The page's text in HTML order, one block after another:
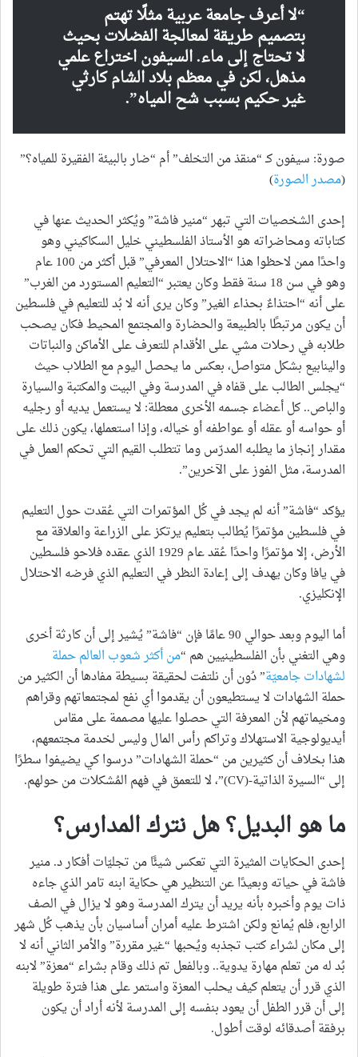
“لا أعرف جامعة عربية مثلًا تهتم
بتصميم طريقة لمعالجة الفضلات بحيث
لا تحتاج إلى ماء. السيفون اختراع علمي
مذهل، لكن في معظم بلاد الشام كارثي
غير حكيم بسبب شح المياه”.
صورة: سيفون كـ “منقذ من التخلف” أم “ضار بالبيئة الفقيرة للمياه؟”
(مصدر الصورة)
إحدى الشخصيات التي تبهر “منير فاشة” ويُكثر الحديث عنها في
كتاباته ومحاضراته هو الأستاذ الفلسطيني خليل السكاكيني وهو
واحدًا ممن لاحظوا هذا “الاحتلال المعرفي” قبل أكثر من 100 عام
وهو في سن 18 سنة فقط وكان يعتبر “التعليم المستورد من الغرب”
على أنه “احتذاءٌ بحذاء الغير” وكان يرى أنه لا بُد للتعليم في فلسطين
أن يكون مرتبطًا بالطبيعة والحضارة والمجتمع المحيط فكان يصحب
طلابه في رحلات مشي على الأقدام للتعرف على الأماكن والنباتات
والينابيع بشكل متواصل، بعكس ما يحصل اليوم مع الطلاب حيث
“يجلس الطالب على قفاه في المدرسة وفي البيت والمكتبة والسيارة
والباص.. كل أعضاء جسمه الأخرى معطلة: لا يستعمل يديه أو رجليه
أو حواسه أو عقله أو عواطفه أو خياله، وإذا استعملها، يكون ذلك على
مقدار إنجاز ما يطلبه المدرّس وما تتطلب القيم التي تحكم العمل في
المدرسة، مثل الفوز على الآخرين”.
يؤكد “فاشة” أنه لم يجد في كُل المؤتمرات التي عُقدت حول التعليم
في فلسطين مؤتمرًا يُطالب بتعليم يرتكز على الزراعة والعلاقة مع
الأرض، إلا مؤتمرًا واحدًا عُقد عام 1929 الذي عقده فلاحو فلسطين
في يافا وكان يهدف إلى إعادة النظر في التعليم الذي فرضه الاحتلال
الإنكليزي.
أما اليوم وبعد حوالي 90 عامًا فإن “فاشة” يُشير إلى أن كارثة أخرى
وهي التغني بأن الفلسطينيين هم “من أكثر شعوب العالم حملة
لشهادات جامعيّة” دُون أن نلتفت لحقيقة بسيطة مفادها أن الكثير من
حملة الشهادات لا يستطيعون أن يقدموا أي نفع لمجتمعاتهم وقراهم
ومخيماتهم لأن المعرفة التي حصلوا عليها مصممة على مقاس
أيديولوجية الاستهلاك وتراكم رأس المال وليس لخدمة مجتمعهم،
هذا بخلاف أن كثيرين من “حملة الشهادات” درسوا كي يضيفوا سطرًا
إلى “السيرة الذاتية-(CV)”، لا للتعمق في فهم المُشكلات من حولهم.
ما هو البديل؟ هل نترك المدارس؟
إحدى الحكايات المثيرة التي تعكس شيئًا من تجليّات أفكار د. منير
فاشة في حياته وبعيدًا عن التنظير هي حكاية ابنه تامر الذي جاءه
ذات يوم وأخبره بأنه يريد أن يترك المدرسة وهو لا يزال في الصف
الرابع، فلم يُمانع ولكن اشترط عليه أمران أساسيان بأن يذهب كُل شهر
إلى مكان لشراء كتب تجذبه ويُحبها “غير مقررة” والأمر الثاني أنه لا
بُد له من تعلم مهارة يدوية.. وبالفعل تم ذلك وقام بشراء “معزة” لابنه
الذي قرر أن يتعلم كيف يحلب المعزة واستمر على هذا فترة طويلة
إلى أن قرر الطفل أن يعود بنفسه إلى المدرسة لأنه أراد أن يكون
برفقة أصدقائه لوقت أطول.